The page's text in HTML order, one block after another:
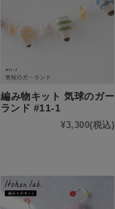
編み物キット 気球のガー
ランド #11-1
¥3,300(税込)